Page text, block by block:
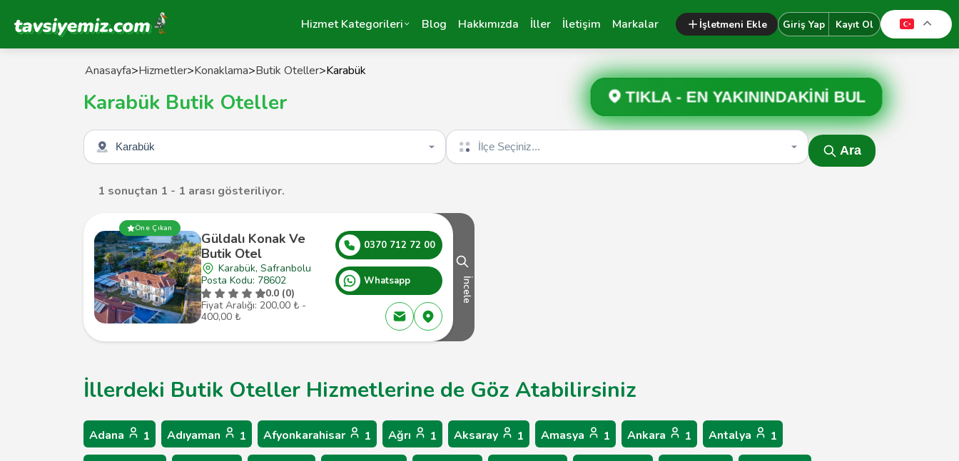
Tavsiyemiz Anasayfa Hizmet Kategorileri Blog Hakkımızda İller İletişim Markalar İşletmeni Ekle Giriş Yap Kayıt Ol
Anasayfa>Hizmetler>Konaklama>Butik Oteller>Karabük
Karabük Butik Oteller TIKLA -EN YAKININDAKİNİ BUL
Şehir seçin İlçe seçin
Ara
1 sonuçtan 1 - 1 arası gösteriliyor.
Öne Çıkan
Güldalı Konak Ve
Butik Otel
Karabük, Safranbolu
Posta Kodu: 78602
0.0 (0)
Fiyat Aralığı: 200,00 ₺ -
400,00 ₺
0370 712 72 00
Whatsapp İncele
İllerdeki Butik Oteller Hizmetlerine de Göz Atabilirsiniz
Adana 1 Adıyaman 1 Afyonkarahisar 1 Ağrı 1 Aksaray 1 Amasya 1 Ankara 1 Antalya 1